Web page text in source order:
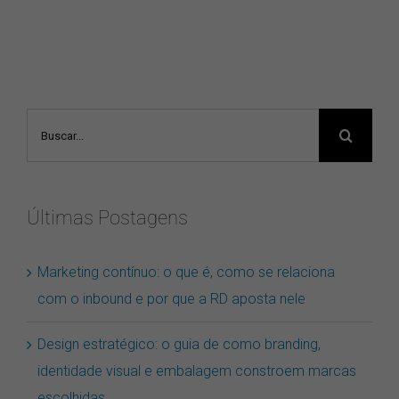
Buscar
Últimas Postagens
Marketing contínuo: o que é, como se relaciona
com o inbound e por que a RD aposta nele
Design estratégico: o guia de como branding,
identidade visual e embalagem constroem marcas